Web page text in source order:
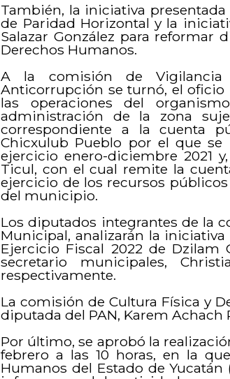
También, la iniciativa
de Paridad Horizontal y la
Salazar González para reformar
Derechos Humanos.
A la comisión de Vigilancia
Anticorrupción se turnó, el
las operaciones del
administración de la zona
correspondiente a la cuenta
Chicxulub Pueblo por el que
ejercicio enero-diciembre 2021
Ticul, con el cual remite la
ejercicio de los recursos
del municipio.
Los diputados integrantes de la
Municipal, analizarán la iniciativa
Ejercicio Fiscal 2022 de Dzilam
secretario municipales,
respectivamente.
La comisión de Cultura Física y
diputada del PAN, Karem
Por último, se aprobó la
febrero a las 10 horas, en la
Humanos del Estado de Yucatán